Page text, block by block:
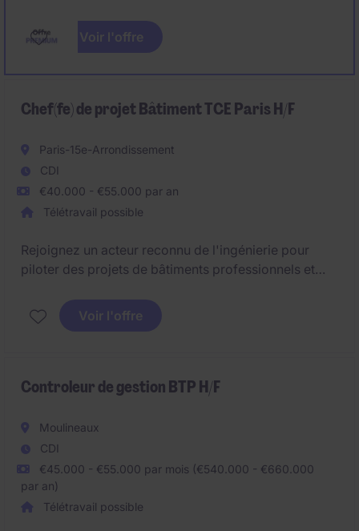
de l'entreprise. Véritable partenaire des équipes
opérationnelles, il sécurise la fiabilité des comptes,
chantiers.
Voir l'offre
Chef(fe) de projet Bâtiment TCE Paris H/F
Paris-15e-Arrondissement
CDI
€40.000 - €55.000 par an
Télétravail possible
Rejoignez un acteur reconnu de l'ingénierie pour
piloter des projets de bâtiments professionnels et
Voir l'offre
Controleur de gestion BTP H/F
Moulineaux
CDI
€45.000 - €55.000 par mois (€540.000 - €660.000
par an)
Télétravail possible